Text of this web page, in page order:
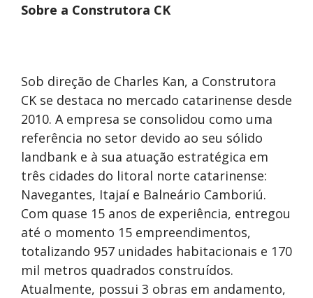
Sobre a Construtora CK
Sob direção de Charles Kan, a Construtora
CK se destaca no mercado catarinense desde
2010. A empresa se consolidou como uma
referência no setor devido ao seu sólido
landbank e à sua atuação estratégica em
três cidades do litoral norte catarinense:
Navegantes, Itajaí e Balneário Camboriú.
Com quase 15 anos de experiência, entregou
até o momento 15 empreendimentos,
totalizando 957 unidades habitacionais e 170
mil metros quadrados construídos.
Atualmente, possui 3 obras em andamento,